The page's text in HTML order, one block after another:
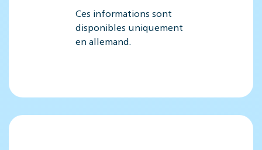
Ces informations sont
disponibles uniquement
en allemand.